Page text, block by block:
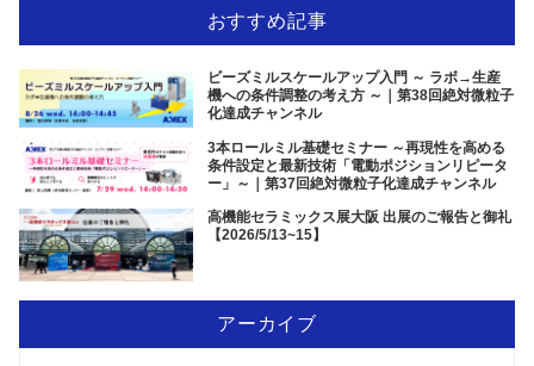
おすすめ記事
ビーズミルスケールアップ入門 ～ ラボ→生産
機への条件調整の考え方 ～｜第38回絶対微粒子
化達成チャンネル
3本ロールミル基礎セミナー ～再現性を高める
条件設定と最新技術「電動ポジションリピータ
ー」～｜第37回絶対微粒子化達成チャンネル
高機能セラミックス展大阪 出展のご報告と御礼
【2026/5/13~15】
アーカイブ